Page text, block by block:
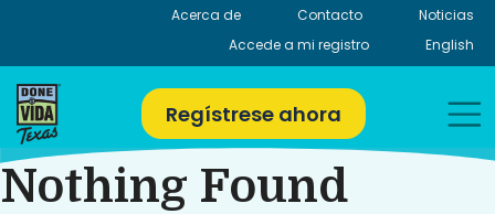
Acerca de Contacto
Noticias
Accede a mi registro
English
Regístrese ahora
Nothing Found